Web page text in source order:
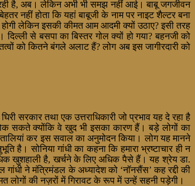
है, अब। लेकिन अभी भी समझ नहीं आई। बाबू जगजीवन
नहीं होता कि यहां बाबूजी के नाम पर नाइट शैल्टर बना
लेकिन इसकी कीमत आम आदमी क्यों उठाए? इसी तरह
से बसपा का बिस्तर गोल क्यों हो गया? बहनजी को
को कितने बंगले अलाट हैं? लोग अब इस जागीरदारी को
सरकार तथा एक उत्तराधिकारी जो प्रभाव यह दे रहा है
सकते क्योंकि वे खुद भी इसका कारण हैं। बड़े लोगों का
कर इस सवाल का अनुमोदन किया। लोग यह मानने
सोनिया गांधी का कहना कि हमारा भ्रष्टाचार ही न
खुशहाली है, खर्चने के लिए अधिक पैसे हैं। यह श्रेय डा.
ने मंत्रिमंडल के अध्यादेश को ‘नॉनसैंस’ कह रद्दी की
की नज़रों में गिरावट के रूप में उन्हें सहनी पड़ेगी।